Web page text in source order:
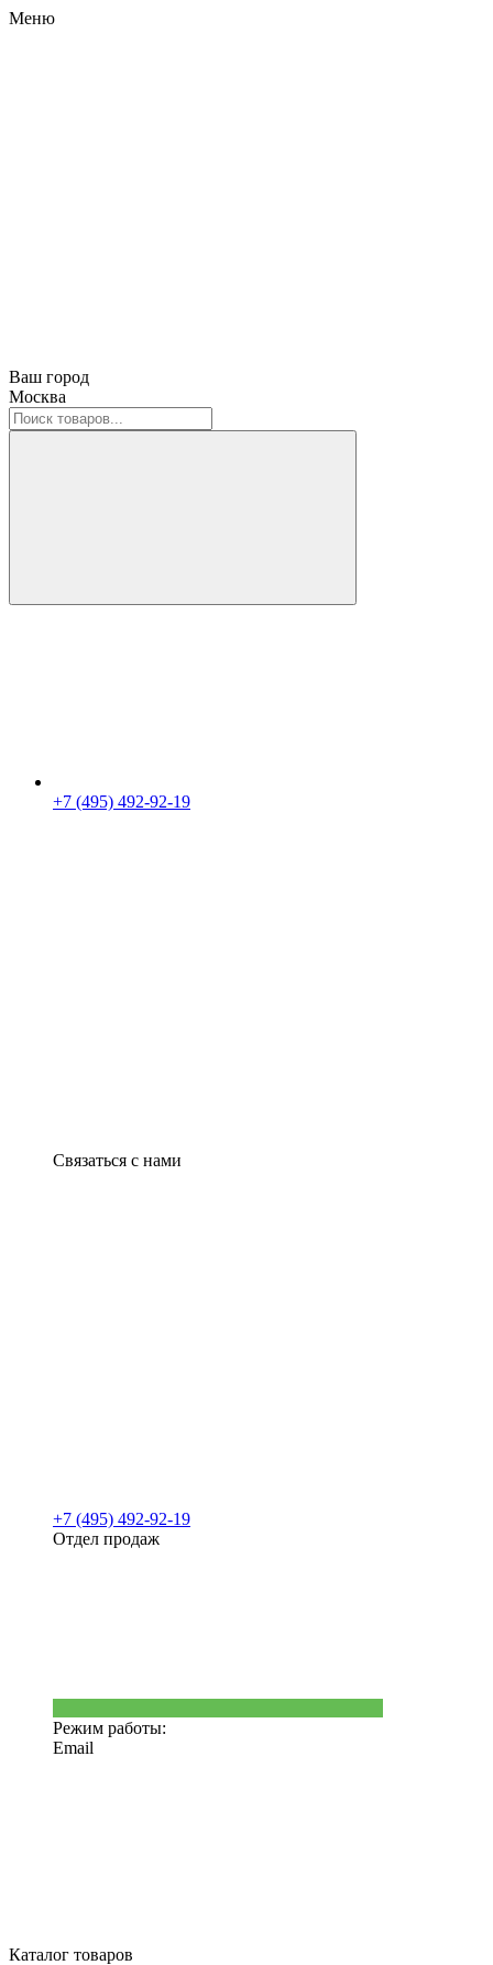
Меню
Ваш город
Москва
+7 (495) 492-92-19
Связаться с нами
+7 (495) 492-92-19
Отдел продаж
Режим работы:
Email
Каталог товаров